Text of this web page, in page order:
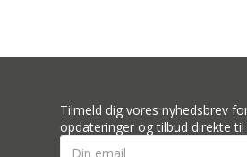
Tilmeld dig vores nyhedsbrev
opdateringer og tilbud direkte til